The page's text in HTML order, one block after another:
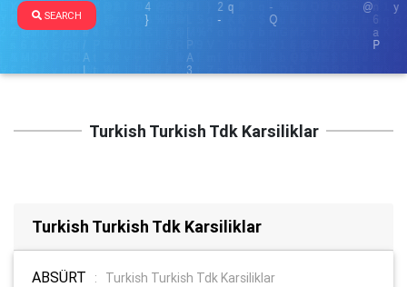
SEARCH
Turkish Turkish Tdk Karsiliklar
Turkish Turkish Tdk Karsiliklar
ABSÜRT :
Turkish Turkish Tdk Karsiliklar